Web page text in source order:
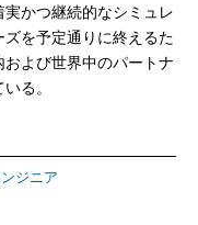
かつ継続的なシミュレ
を予定通りに終えるた
よび世界中のパートナ
る。
ジニア